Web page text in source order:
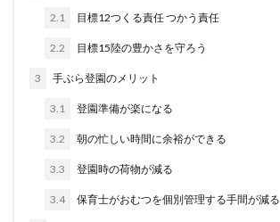
2.1 目標12つくる責任 つかう責任
2.2 目標15陸の豊かさを守ろう
3 手ぶら登園のメリット
3.1 登園準備が楽になる
3.2 朝の忙しい時間に余裕ができる
3.3 登園時の荷物が減る
3.4 保育士がおむつを個別管理する手間が減る